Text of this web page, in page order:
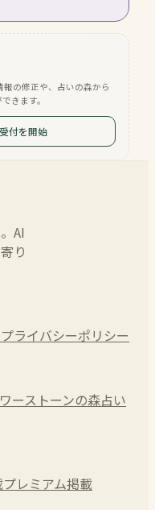
の修正や、占いの森から
きます。
付を開始
AI
り
プライバシーポリシー
ーストーンの森占い
プレミアム掲載